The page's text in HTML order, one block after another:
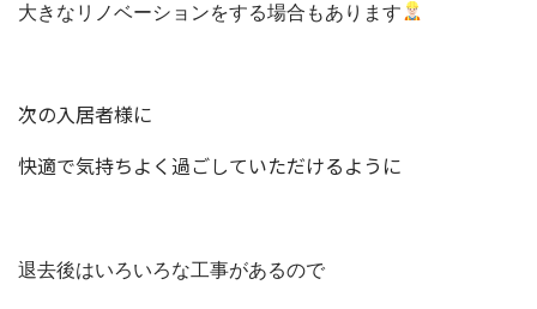
大きなリノベーションをする場合もあります
次の入居者様に
快適で気持ちよく過ごしていただけるように
退去後はいろいろな工事があるので